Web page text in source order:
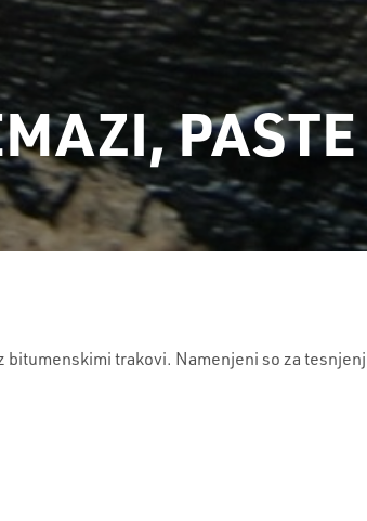
trakovi. Namenjeni so za